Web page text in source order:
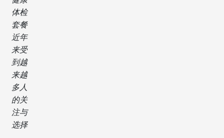
体检
套餐
近年
来受
到越
来越
多人
的关
注与
选择